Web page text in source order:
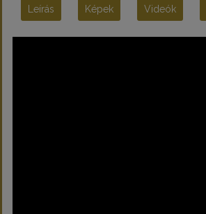
Leírás Képek Videók